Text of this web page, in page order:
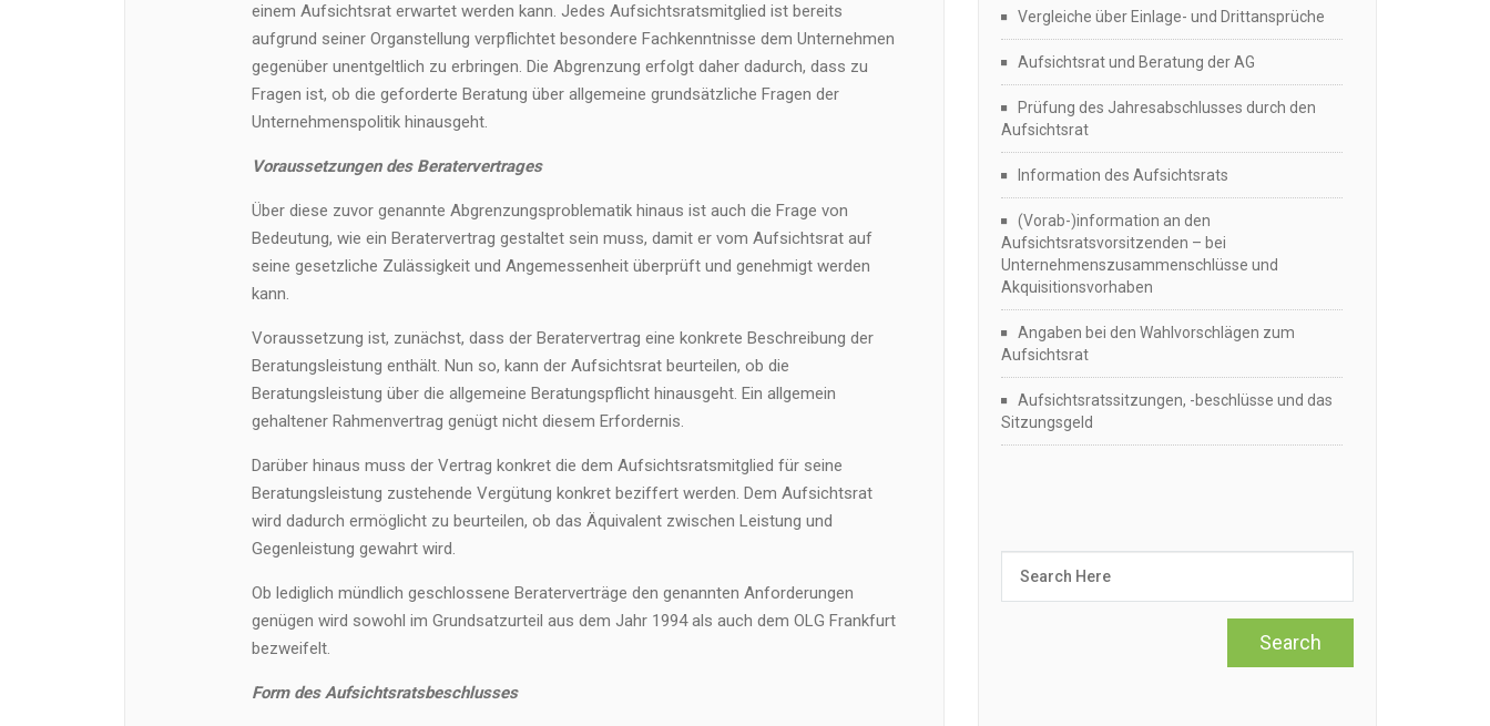
einem Aufsichtsrat erwartet werden kann. Jedes Aufsichtsratsmitglied ist bereits
aufgrund seiner Organstellung verpflichtet besondere Fachkenntnisse dem Unternehmen
gegenüber unentgeltlich zu erbringen. Die Abgrenzung erfolgt daher dadurch, dass zu
Fragen ist, ob die geforderte Beratung über allgemeine grundsätzliche Fragen der
Unternehmenspolitik hinausgeht.
Voraussetzungen des Beratervertrages
Über diese zuvor genannte Abgrenzungsproblematik hinaus ist auch die Frage von
Bedeutung, wie ein Beratervertrag gestaltet sein muss, damit er vom Aufsichtsrat auf
seine gesetzliche Zulässigkeit und Angemessenheit überprüft und genehmigt werden
kann.
Voraussetzung ist, zunächst, dass der Beratervertrag eine konkrete Beschreibung der
Beratungsleistung enthält. Nun so, kann der Aufsichtsrat beurteilen, ob die
Beratungsleistung über die allgemeine Beratungspflicht hinausgeht. Ein allgemein
gehaltener Rahmenvertrag genügt nicht diesem Erfordernis.
Darüber hinaus muss der Vertrag konkret die dem Aufsichtsratsmitglied für seine
Beratungsleistung zustehende Vergütung konkret beziffert werden. Dem Aufsichtsrat
wird dadurch ermöglicht zu beurteilen, ob das Äquivalent zwischen Leistung und
Gegenleistung gewahrt wird.
Ob lediglich mündlich geschlossene Beraterverträge den genannten Anforderungen
genügen wird sowohl im Grundsatzurteil aus dem Jahr 1994 als auch dem OLG Frankfurt
bezweifelt.
Form des Aufsichtsratsbeschlusses
Vergleiche über Einlage- und Drittansprüche
Aufsichtsrat und Beratung der AG
Prüfung des Jahresabschlusses durch den
Aufsichtsrat
Information des Aufsichtsrats
(Vorab-)information an den
Aufsichtsratsvorsitzenden – bei
Unternehmenszusammenschlüsse und
Akquisitionsvorhaben
Angaben bei den Wahlvorschlägen zum
Aufsichtsrat
Aufsichtsratssitzungen, -beschlüsse und das
Sitzungsgeld